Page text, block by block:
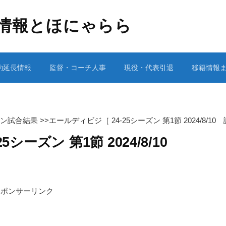
報とほにゃらら
延長情報 監督・コーチ人事 現役・代表引退 移籍情報
試合結果 >>エールディビジ［ 24-25シーズン 第1節 2024/8/10
シーズン 第1節 2024/8/10
ンサーリンク